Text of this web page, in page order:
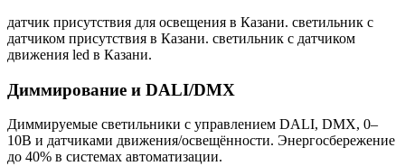
датчик присутствия для освещения в Казани. светильник с
датчиком присутствия в Казани. светильник с датчиком
движения led в Казани.
Диммирование и DALI/DMX
Диммируемые светильники с управлением DALI, DMX, 0–
10В и датчиками движения/освещённости. Энергосбережение
до 40% в системах автоматизации.